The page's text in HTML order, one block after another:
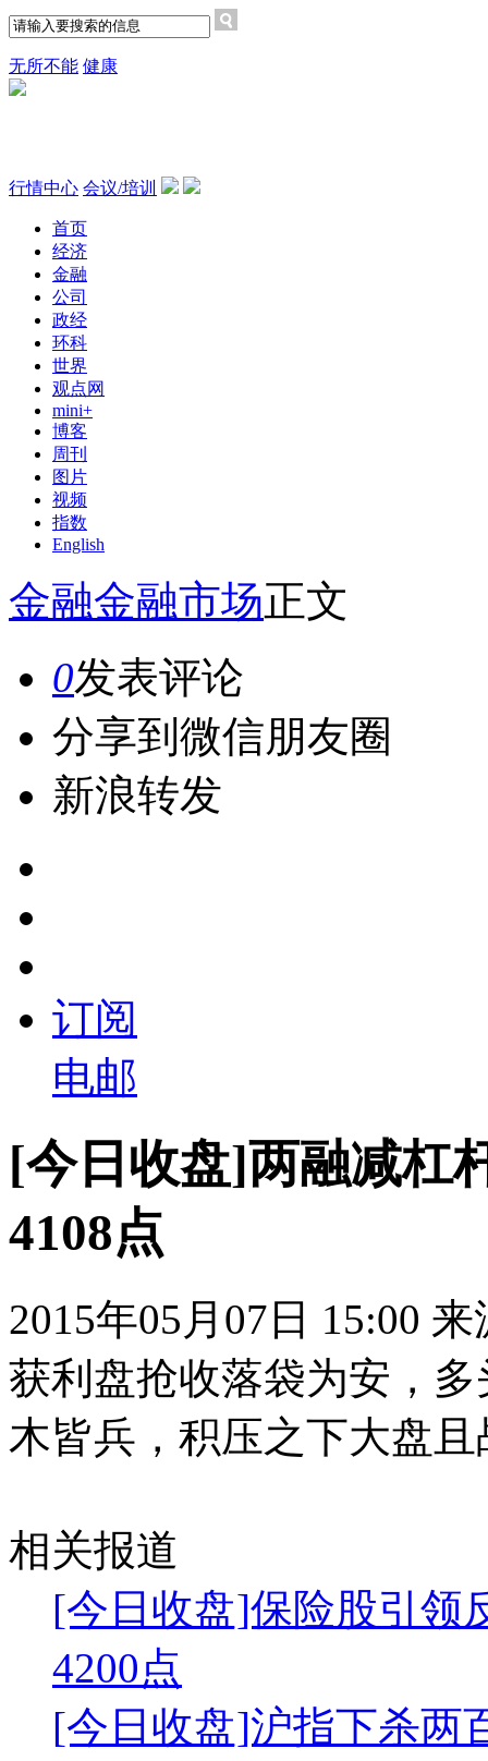
无所不能 健康
行情中心 会议/培训
首页
经济
金融
公司
政经
环科
世界
观点网
mini+
博客
周刊
图片
视频
指数
English
金融金融市场正文
0发表评论
分享到微信朋友圈
新浪转发
订阅
电邮
[今日收盘]两融减杠
4108点
2015年05月07日 15:00
获利盘抢收落袋为安，
木皆兵，积压之下大盘
相关报道
[今日收盘]保险股引领
4200点
[今日收盘]沪指下杀两